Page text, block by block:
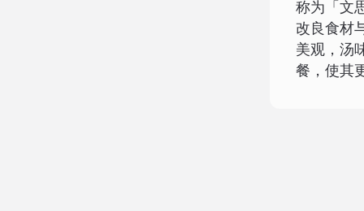
称为「文
改良食材
美观，汤
餐，使其